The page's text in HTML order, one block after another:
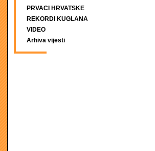
PRVACI HRVATSKE
REKORDI KUGLANA
VIDEO
Arhiva vijesti